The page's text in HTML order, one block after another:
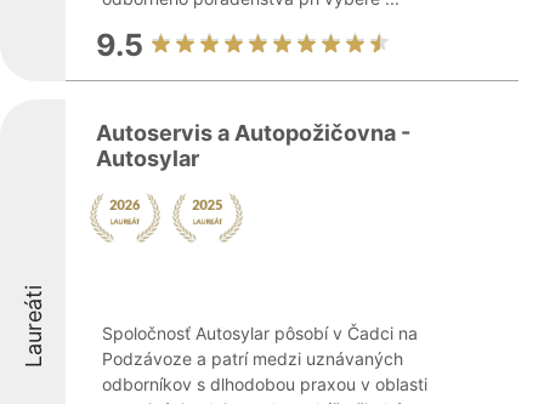
9.5
Laureáti
Autoservis a Autopožičovna -
Autosylar
Spoločnosť Autosylar pôsobí v Čadci na
Podzávoze a patrí medzi uznávaných
odborníkov s dlhodobou praxou v oblasti